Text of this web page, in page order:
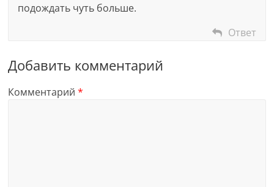
подождать чуть больше.
Ответ
Добавить комментарий
Комментарий*